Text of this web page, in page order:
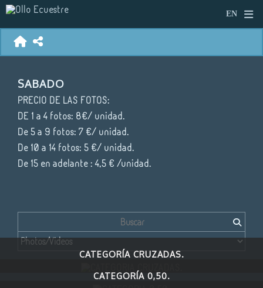
SABADO
PRECIO DE LAS FOTOS:
DE 1 a 4 fotos: 8€/ unidad.
De 5 a 9 fotos: 7 €/ unidad.
De 10 a 14 fotos: 5 €/ unidad.
De 15 en adelante : 4,5 € /unidad.
CATEGORÍA CRUZADAS.
CATEGORÍA 0,50.